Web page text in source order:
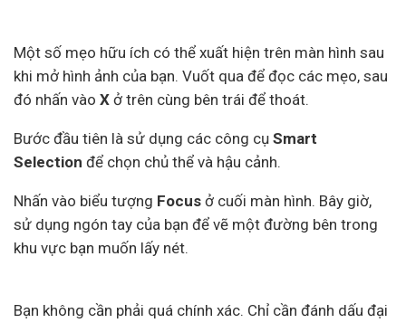
Một số mẹo hữu ích có thể xuất hiện trên màn hình sau
khi mở hình ảnh của bạn. Vuốt qua để đọc các mẹo, sau
đó nhấn vào X ở trên cùng bên trái để thoát.
Bước đầu tiên là sử dụng các công cụ Smart
Selection để chọn chủ thể và hậu cảnh.
Nhấn vào biểu tượng Focus ở cuối màn hình. Bây giờ,
sử dụng ngón tay của bạn để vẽ một đường bên trong
khu vực bạn muốn lấy nét.
Bạn không cần phải quá chính xác. Chỉ cần đánh dấu đại